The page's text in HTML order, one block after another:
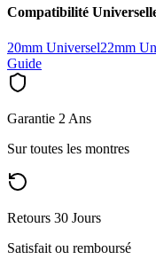
Compatibilité
20mm Universel22mm
Guide
Garantie 2 Ans
Sur toutes les montres
Retours 30 Jours
Satisfait ou remboursé